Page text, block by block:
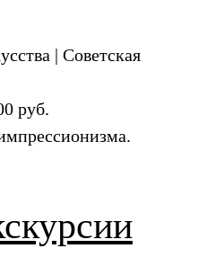
| Советская
руб.